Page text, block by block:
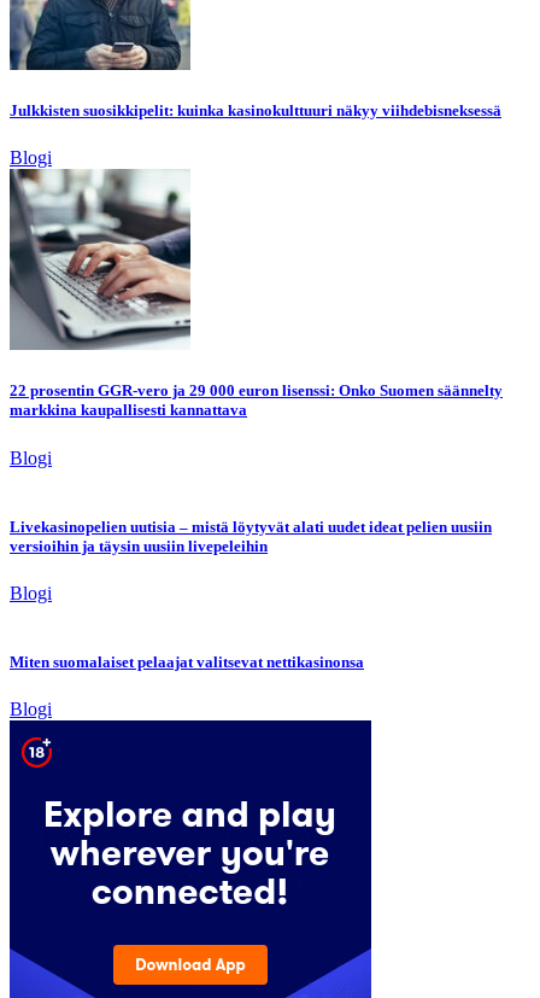
Julkkisten suosikkipelit: kuinka kasinokulttuuri näkyy viihdebisneksessä
Blogi
22 prosentin GGR-vero ja 29 000 euron lisenssi: Onko Suomen säännelty
markkina kaupallisesti kannattava
Blogi
Livekasinopelien uutisia – mistä löytyvät alati uudet ideat pelien uusiin
versioihin ja täysin uusiin livepeleihin
Blogi
Miten suomalaiset pelaajat valitsevat nettikasinonsa
Blogi